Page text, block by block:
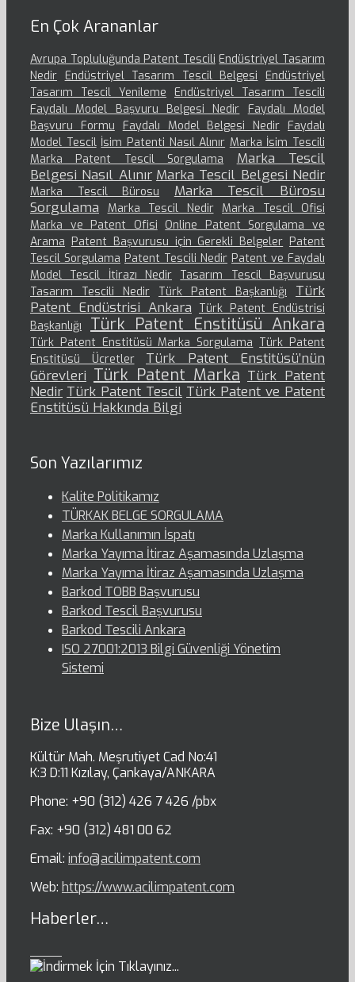
En Çok Arananlar
Avrupa Topluluğunda Patent Tescili Endüstriyel Tasarım
Nedir Endüstriyel Tasarım Tescil Belgesi
Endüstriyel
Tasarım Tescil Yenileme
Endüstriyel Tasarım Tescili
Faydalı Model Başvuru Belgesi Nedir
Faydalı Model
Başvuru Formu
Faydalı Model Belgesi Nedir Faydalı
Model Tescil İsim Patenti Nasıl Alınır Marka İsim Tescili
Marka Patent Tescil Sorgulama
Marka Tescil
Belgesi Nasıl Alınır Marka Tescil Belgesi Nedir
Marka Tescil Bürosu
Marka Tescil Bürosu
Sorgulama
Marka Tescil Nedir Marka Tescil Ofisi
Marka ve Patent Ofisi Online Patent Sorgulama ve
Arama Patent Başvurusu için Gerekli Belgeler Patent
Tescil Sorgulama Patent Tescili Nedir Patent ve Faydalı
Model Tescil İtirazı Nedir Tasarım Tescil Başvurusu
Tasarım Tescili Nedir
Türk Patent Başkanlığı
Türk
Patent Endüstrisi Ankara Türk Patent Endüstrisi
Başkanlığı
Türk Patent Enstitüsü Ankara
Türk Patent Enstitüsü Marka Sorgulama Türk Patent
Enstitüsü Ücretler
Türk Patent Enstitüsü’nün
Görevleri Türk Patent Marka Türk Patent
Nedir Türk Patent Tescil Türk Patent ve Patent
Enstitüsü Hakkında Bilgi
Son Yazılarımız
Kalite Politikamız
TÜRKAK BELGE SORGULAMA
Marka Kullanımın İspatı
Marka Yayıma İtiraz Aşamasında Uzlaşma
Marka Yayıma İtiraz Aşamasında Uzlaşma
Barkod TOBB Başvurusu
Barkod Tescil Başvurusu
Barkod Tescili Ankara
ISO 27001:2013 Bilgi Güvenliği Yönetim
Sistemi
Bize Ulaşın…
Kültür Mah. Meşrutiyet Cad No:41
K:3 D:11 Kızılay, Çankaya/ANKARA
Phone: +90 (312) 426 7 426 /pbx
Fax: +90 (312) 481 00 62
Email: info@acilimpatent.com
Web: https://www.acilimpatent.com
Haberler…